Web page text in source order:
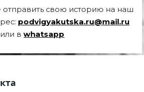
свою историю на наш
podvigyakutska.ru@mail.ru
или вwhatsapp